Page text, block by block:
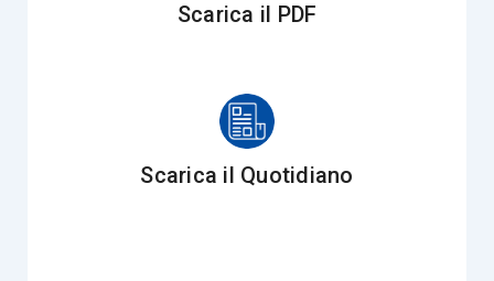
congiunturali aveva
tedesco avrebbe
influito negativamente
sulla crescita tedesca
Scarica il PDF
Scarica il Quotidiano